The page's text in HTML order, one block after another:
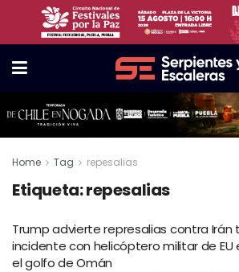
Home Tag repesalias
Etiqueta:repesalias
Trump advierte represalias contra Irán
incidente con helicóptero militar de EU
el golfo de Omán